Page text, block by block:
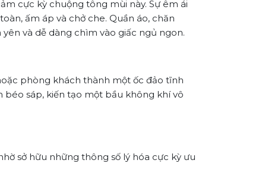
cực kỳ chuộng tông mùi này. Sự êm ái
ấm áp và chở che. Quần áo, chăn
và dễ dàng chìm vào giấc ngủ ngon.
phòng khách thành một ốc đảo tĩnh
béo sáp, kiến tạo một bầu không khí vô
sở hữu những thông số lý hóa cực kỳ ưu